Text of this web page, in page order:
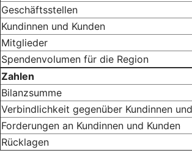
Geschäftsstellen
Kundinnen und Kunden
Mitglieder
Spendenvolumen für die Region
Zahlen
Bilanzsumme
Verbindlichkeit gegenüber Kundinnen
Forderungen an Kundinnen und Kunden
Rücklagen